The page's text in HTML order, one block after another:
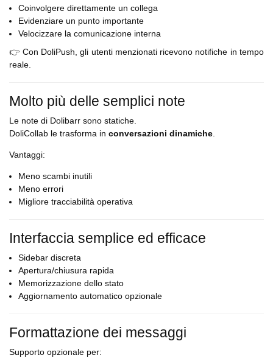
Coinvolgere direttamente un collega
Evidenziare un punto importante
Velocizzare la comunicazione interna
👉 Con DoliPush, gli utenti menzionati ricevono notifiche in tempo
reale.
Molto più delle semplici note
Le note di Dolibarr sono statiche.
DoliCollab le trasforma in conversazioni dinamiche.
Vantaggi:
Meno scambi inutili
Meno errori
Migliore tracciabilità operativa
Interfaccia semplice ed efficace
Sidebar discreta
Apertura/chiusura rapida
Memorizzazione dello stato
Aggiornamento automatico opzionale
Formattazione dei messaggi
Supporto opzionale per: